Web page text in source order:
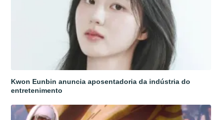
Kwon Eunbin anuncia aposentadoria da indústria do
entretenimento